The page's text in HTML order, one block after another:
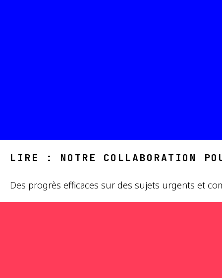
LIRE : NOTRE COLLABORATION
Des progrès efficaces sur des sujets urgents et